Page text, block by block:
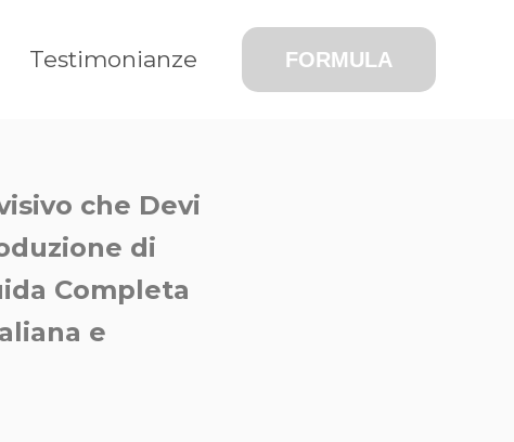
Testimonianze FORMULA
che Devi
di
Completa
e